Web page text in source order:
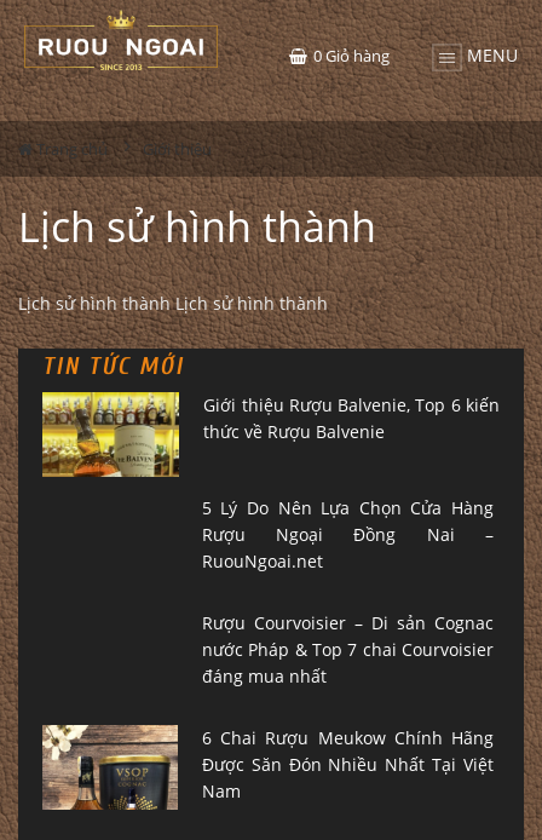
MENU
0Giỏ hàng
Trang chủ Giới thiệu
Lịch sử hình thành
Lịch sử hình thành Lịch sử hình thành
TIN TỨC MỚI
Giới thiệu Rượu Balvenie, Top 6 kiến
thức về Rượu Balvenie
5 Lý Do Nên Lựa Chọn Cửa Hàng
Rượu Ngoại Đồng Nai –
RuouNgoai.net
Rượu Courvoisier – Di sản Cognac
nước Pháp & Top 7 chai Courvoisier
đáng mua nhất
6 Chai Rượu Meukow Chính Hãng
Được Săn Đón Nhiều Nhất Tại Việt
Nam